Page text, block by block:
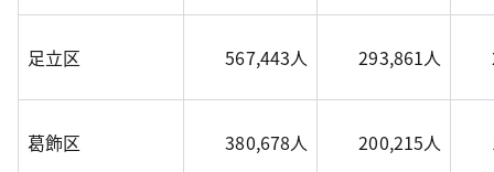
足立区 567,443人 293,861人
葛飾区 380,678人 200,215人